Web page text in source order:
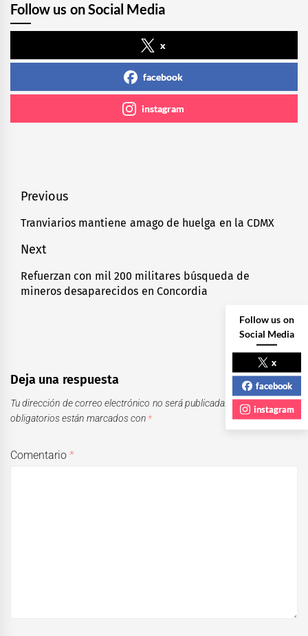
Follow us on Social Media
x
facebook
instagram
Navegación
de
entradas
Previous
Previous
Tranviarios mantiene amago de huelga en la CDMX
Next
Next
post:
Refuerzan con mil 200 militares búsqueda de
mineros desaparecidos en Concordia
Deja una respuesta
Tu dirección de correo electrónico no será publicada.
Los campos
obligatorios están marcados con *
Comentario*
Follow us on
Social Media
x
facebook
instagram